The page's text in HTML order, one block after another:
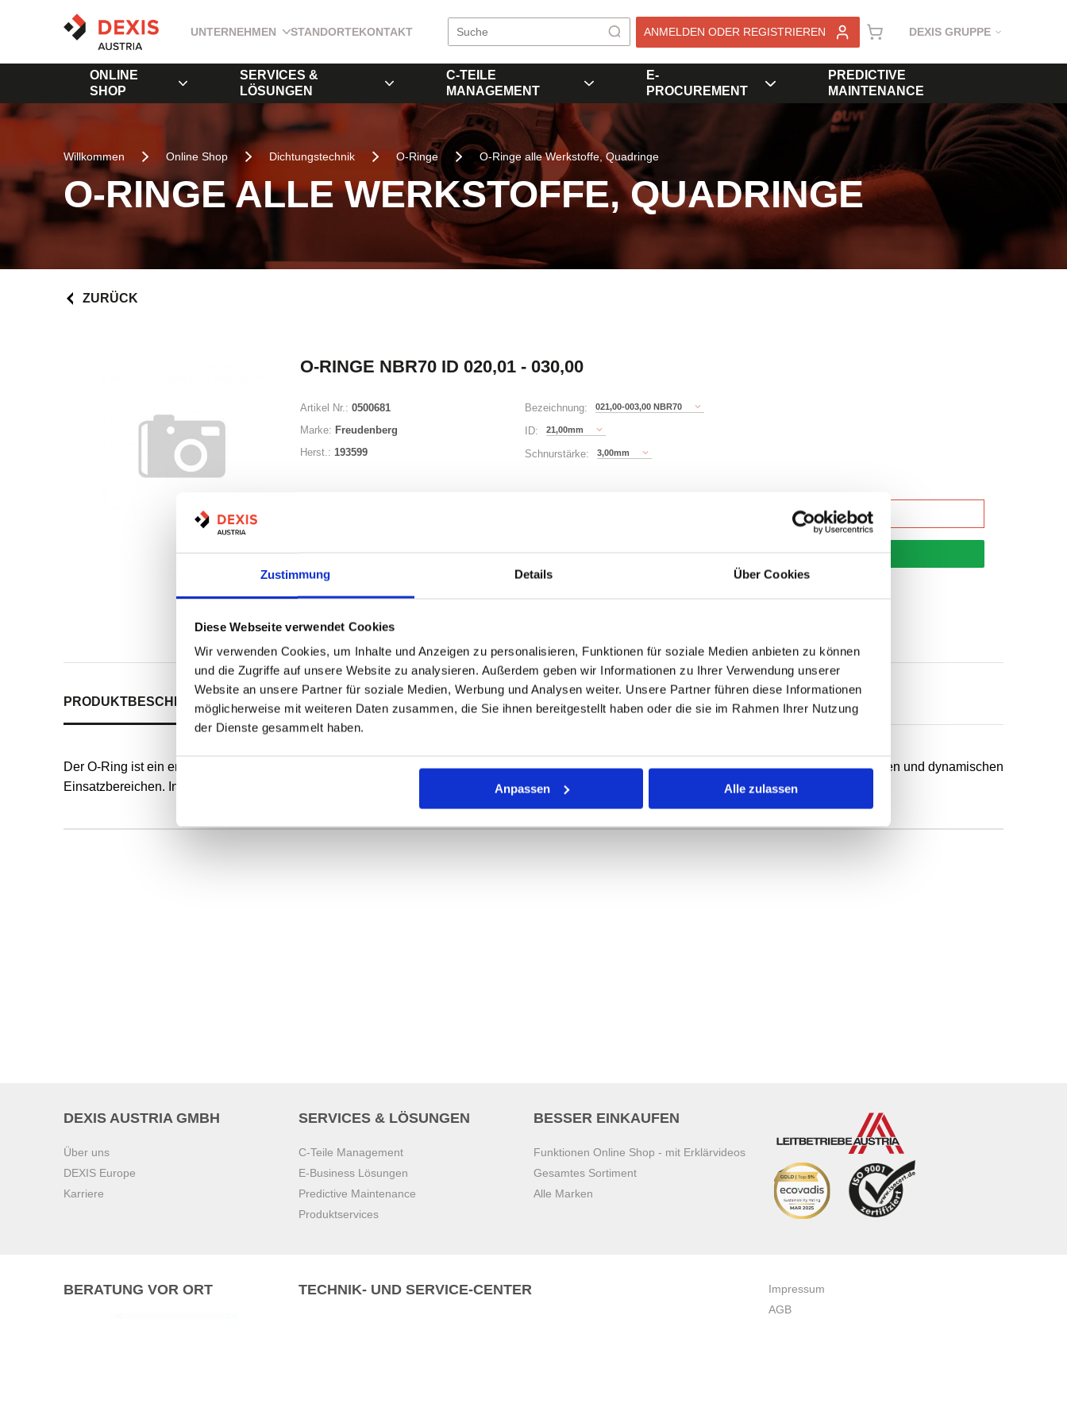
Zustimmung Details Über Cookies
Diese Webseite verwendet Cookies
Wir verwenden Cookies, um Inhalte und Anzeigen zu personalisieren, Funktionen für soziale Medien anbieten zu können
und die Zugriffe auf unsere Website zu analysieren. Außerdem geben wir Informationen zu Ihrer Verwendung unserer
Website an unsere Partner für soziale Medien, Werbung und Analysen weiter. Unsere Partner führen diese Informationen
möglicherweise mit weiteren Daten zusammen, die Sie ihnen bereitgestellt haben oder die sie im Rahmen Ihrer Nutzung
der Dienste gesammelt haben.
Anpassen Alle zulassen
UNTERNEHMEN STANDORTEKONTAKT ANMELDEN ODER REGISTRIEREN DEXIS GRUPPE
ONLINE
SHOP
SERVICES &
LÖSUNGEN
C-TEILE
MANAGEMENT
E-
PROCUREMENT
PREDICTIVE
MAINTENANCE
Willkommen Online Shop Dichtungstechnik O-Ringe O-Ringe alle Werkstoffe, Quadringe
O-RINGE ALLE WERKSTOFFE, QUADRINGE
ZURÜCK
O-RINGE NBR70 ID 020,01 - 030,00
Artikel Nr.: 0500681
Marke: Freudenberg
Herst.: 193599
Bezeichnung: 021,00-003,00 NBR70
ID: 21,00mm
Schnurstärke: 3,00mm
STK Warenkorb
Auf Lager
Print
PRODUKTBESCHREIBUNG ALLE SPEZIFIKATIONEN
Der O-Ring ist ein endlos formvulkanisierter, runder Dichtring mit kreisförmigem Querschnitt für die unterschiedlichsten Anwendungsfälle in statischen und dynamischen
Einsatzbereichen. Innendurchmesser und Schnurstärke definieren die Abmessungen.
DEXIS AUSTRIA GMBH
Über uns
DEXIS Europe
Karriere
SERVICES & LÖSUNGEN
C-Teile Management
E-Business Lösungen
Predictive Maintenance
Produktservices
BESSER EINKAUFEN
Funktionen Online Shop - mit Erklärvideos
Gesamtes Sortiment
Alle Marken
BERATUNG VOR ORT TECHNIK- UND SERVICE-CENTER
Impressum
AGB